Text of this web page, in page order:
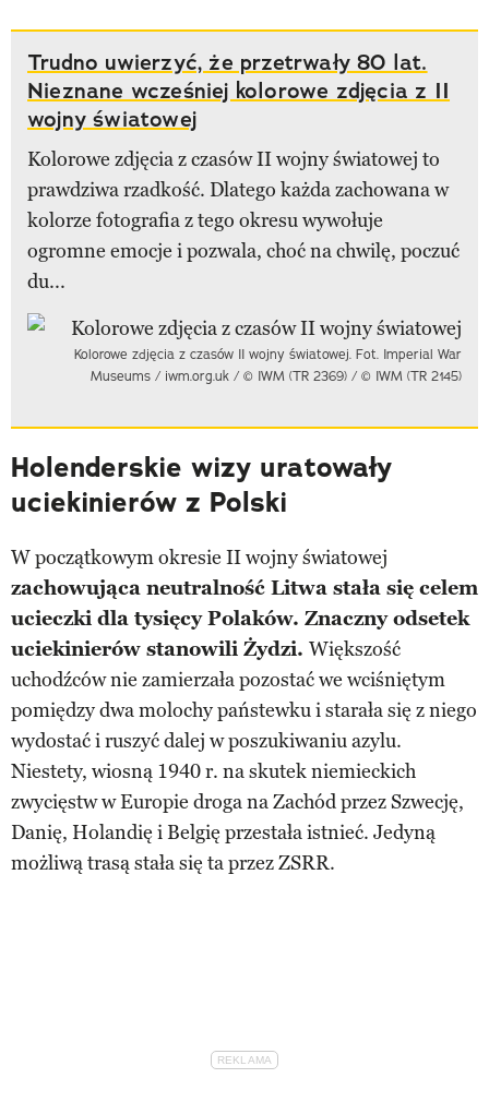
Trudno uwierzyć, że przetrwały 80 lat.
Nieznane wcześniej kolorowe zdjęcia z II
wojny światowej
Kolorowe zdjęcia z czasów II wojny światowej to
prawdziwa rzadkość. Dlatego każda zachowana w
kolorze fotografia z tego okresu wywołuje
ogromne emocje i pozwala, choć na chwilę, poczuć
du...
Kolorowe zdjęcia z czasów II wojny światowej. Fot. Imperial War
Museums / iwm.org.uk / © IWM (TR 2369) / © IWM (TR 2145)
Holenderskie wizy uratowały
uciekinierów z Polski
W początkowym okresie II wojny światowej
zachowująca neutralność Litwa stała się celem
ucieczki dla tysięcy Polaków. Znaczny odsetek
uciekinierów stanowili Żydzi. Większość
uchodźców nie zamierzała pozostać we wciśniętym
pomiędzy dwa molochy państewku i starała się z niego
wydostać i ruszyć dalej w poszukiwaniu azylu.
Niestety, wiosną 1940 r. na skutek niemieckich
zwycięstw w Europie droga na Zachód przez Szwecję,
Danię, Holandię i Belgię przestała istnieć. Jedyną
możliwą trasą stała się ta przez ZSRR.